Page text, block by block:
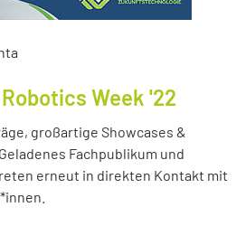
Week '22
großartige Showcases &
Fachpublikum und
erneut in direkten Kontakt mit